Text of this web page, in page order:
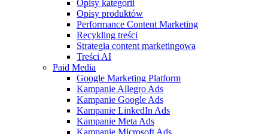
Opisy kategorii
Opisy produktów
Performance Content Marketing
Recykling treści
Strategia content marketingowa
Treści AI
Paid Media
Google Marketing Platform
Kampanie Allegro Ads
Kampanie Google Ads
Kampanie LinkedIn Ads
Kampanie Meta Ads
Kampanie Microsoft Ads